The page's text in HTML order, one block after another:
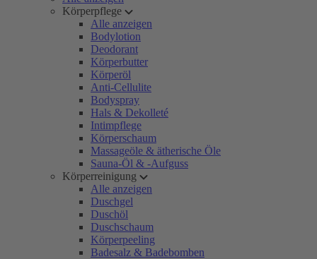
Körperpflege
Alle anzeigen
Bodylotion
Deodorant
Körperbutter
Körperöl
Anti-Cellulite
Bodyspray
Hals & Dekolleté
Intimpflege
Körperschaum
Massageöle & ätherische Öle
Sauna-Öl & -Aufguss
Körperreinigung
Alle anzeigen
Duschgel
Duschöl
Duschschaum
Körperpeeling
Badesalz & Badebomben